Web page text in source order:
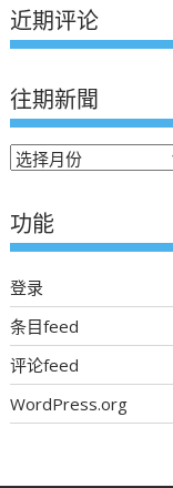
近期评论
往期新聞
往
新
聞
功能
登录
条目feed
评论feed
WordPress.org